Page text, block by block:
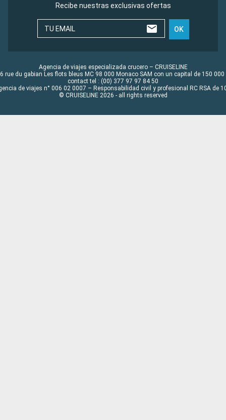
Recibe nuestras exclusivas ofertas
TU EMAIL OK
Agencia de viajes especializada crucero – CRUISELINE
rue du gabian Les flots bleus MC 98 000 Monaco SAM con un capital de 150 000
contact tel : (00) 377 97 97 84 50
de viajes n° 006 02 0007 – Responsabilidad civil y profesional RC RSA de
© CRUISELINE 2026 - all rights reserved